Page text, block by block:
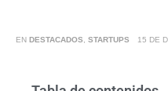
EN DESTACADOS STARTUPS 15 DE